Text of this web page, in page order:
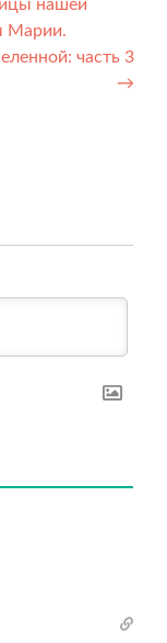
нашей
Марии.
часть 3
→